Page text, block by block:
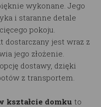
wykonane. Jego
i staranne detale
pokoju.
dostarczany jest wraz z
jego złożenie.
dostawy, dzięki
z transportem.
kształcie domku to